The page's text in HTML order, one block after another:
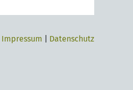
Impressum Datenschutz